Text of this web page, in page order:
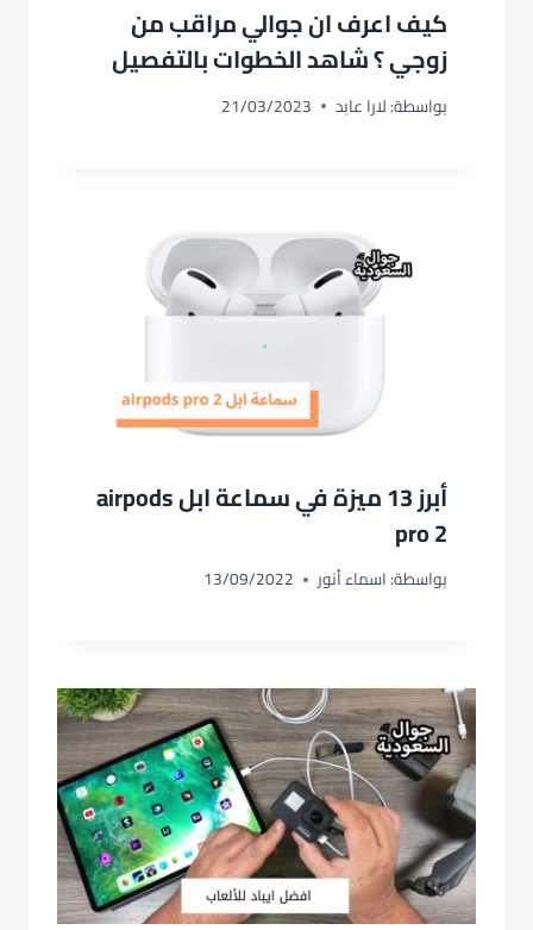
كيف اعرف ان جوالي مراقب من
زوجي ؟ شاهد الخطوات بالتفصيل
بواسطة:لارا عابد 21/03/2023
أبرز 13 ميزة في سماعة ابل airpods
pro 2
بواسطة:اسماء أنور 13/09/2022